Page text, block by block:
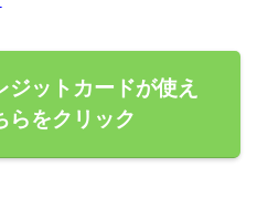
ジットカードが使え
らをクリック